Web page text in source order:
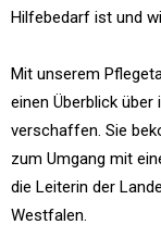
Hilfebedarf ist und
Mit unserem
einen Überblick
verschaffen. Sie
zum Umgang mit
die Leiterin der
Westfalen.